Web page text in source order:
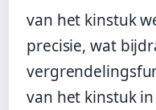
van het kinstuk
precisie, wat
van het kinstuk